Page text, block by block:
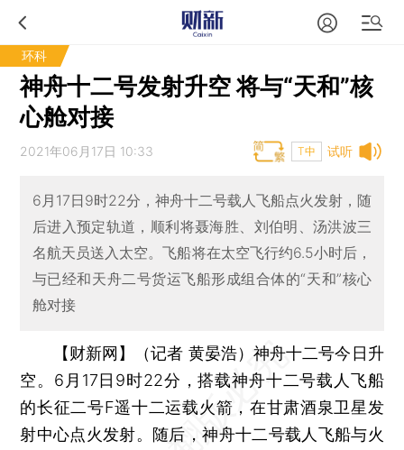
环科
神舟十二号发射升空 将与“天和”核
心舱对接
试听
2021年06月17日 10:33 T中
6月17日9时22分，神舟十二号载人飞船点火发射，随
后进入预定轨道，顺利将聂海胜、刘伯明、汤洪波三
名航天员送入太空。飞船将在太空飞行约6.5小时后，
与已经和天舟二号货运飞船形成组合体的“天和”核心
舱对接
【财新网】（记者 黄晏浩） 神舟十二号今日升
空。6月17日9时22分，搭载神舟十二号载人飞船
的长征二号F遥十二运载火箭，在甘肃酒泉卫星发
射中心点火发射。随后，神舟十二号载人飞船与火